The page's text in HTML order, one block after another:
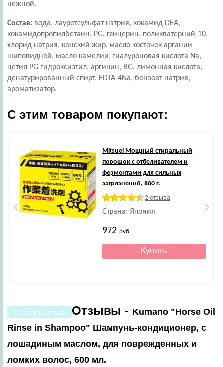
нежной.
Состав: вода, лауретсульфат натрия, кокамид DEA,
кокамидопропилбетаин, PG, глицерин, поликватерний-10,
хлорид натрия, конский жир, масло косточек аргании
шиповидной, масло камелии, гиалуроновая кислота Na,
цетил PG гидроксиэтил, аргинин, BG, лимонная кислота,
денатурированный спирт, EDTA-4Na, бензоат натрия,
ароматизатор.
С этим товаром покупают:
Mitsuei Мощный стиральный
порошок с отбеливателем и
ферментами для сильных
загрязнений, 800 г.
2 отзыва
Страна: Япония
972руб.
Оставить отзыв Отзывы - Kumano "Horse Oil
Rinse in Shampoo" Шампунь-кондиционер, с
лошадиным маслом, для поврежденных и
ломких волос, 600 мл.